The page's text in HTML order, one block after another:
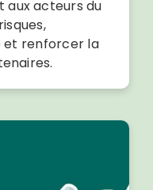
acteurs du
et renforcer la